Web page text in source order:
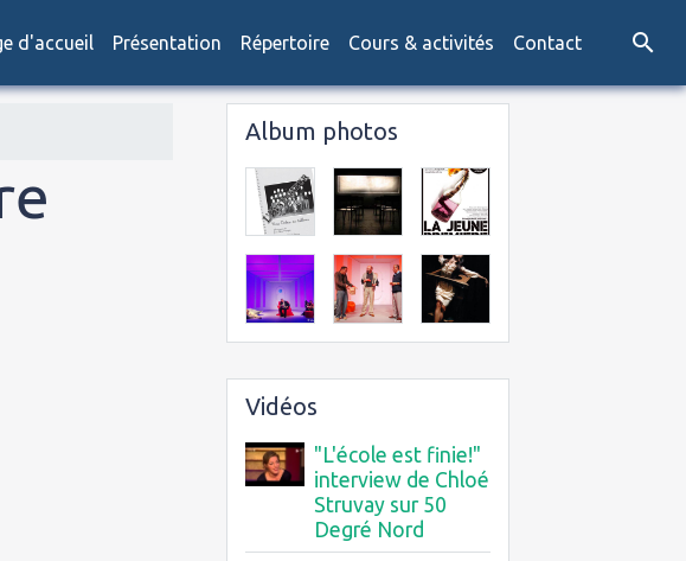
d'accueil Présentation Répertoire Cours & activités Contact
Album photos
Vidéos
"L'école est finie!"
interview de Chloé
Struvay sur 50
Degré Nord